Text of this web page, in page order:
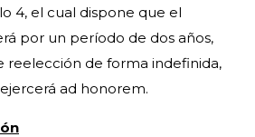
4, el cual dispone que el
por un período de dos años,
reelección de forma indefinida,
ad honorem.